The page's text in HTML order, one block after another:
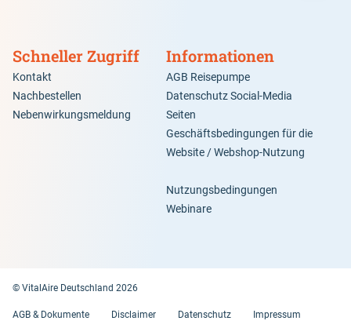
Schneller Zugriff
Kontakt
Nachbestellen
Nebenwirkungsmeldung
Informationen
AGB Reisepumpe
Datenschutz Social-Media
Seiten
Geschäftsbedingungen für die
Website / Webshop-Nutzung
Nutzungsbedingungen
Webinare
© VitalAire Deutschland 2026
AGB & Dokumente Disclaimer Datenschutz Impressum